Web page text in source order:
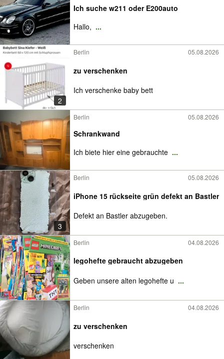
Ich suche w211 oder E200auto
Hallo, ...
2
Berlin 05.08.2026
zu verschenken
Ich verschenke baby bett
Berlin 05.08.2026
Schrankwand
Ich biete hier eine gebrauchte ...
3
Berlin 05.08.2026
iPhone 15 rückseite grün defekt an Bastler
Defekt an Bastler abzugeben.
Berlin 04.08.2026
legohefte gebraucht abzugeben
Geben unsere alten legohefte u ...
Berlin 04.08.2026
zu verschenken
verschenken